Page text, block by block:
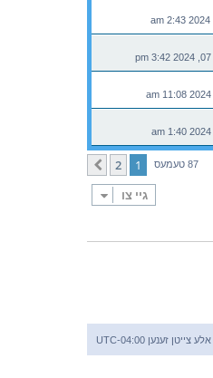
87 טעמעס 1
2
קומענדיגע
גיי צו
אלע צייטן זענען UTC-04:00